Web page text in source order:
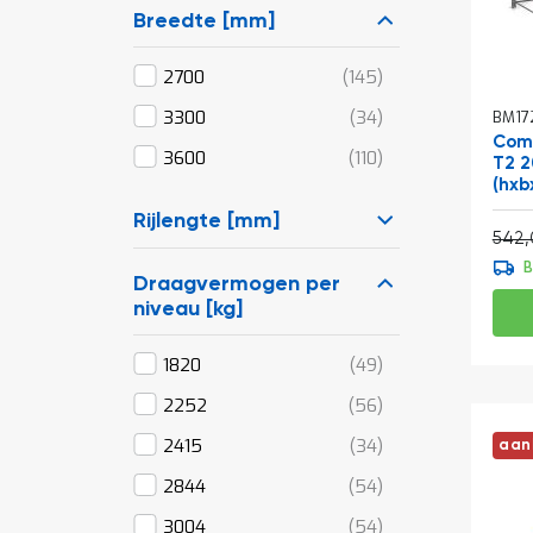
Breedte [mm]
2700 145
producten
3300
34
producten
3600
110
producten
Rijlengte [mm]
Draagvermogen per
niveau [kg]
1820 49
producten
2252
56
producten
2415
34
producten
2844
54
producten
3004
54
producten
T2
Normale prijs